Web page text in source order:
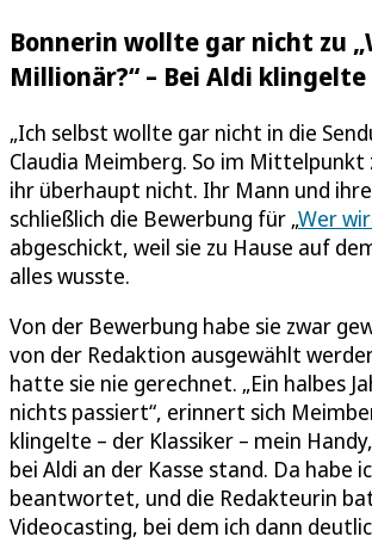
Bonnerin wollte gar nicht zu
Millionär?“ – Bei Aldi
„Ich selbst wollte gar nicht in die
Claudia Meimberg. So im Mittelpunkt
ihr überhaupt nicht. Ihr Mann und
schließlich die Bewerbung für „Wer
abgeschickt, weil sie zu Hause auf
alles wusste.
Von der Bewerbung habe sie zwar
von der Redaktion ausgewählt
hatte sie nie gerechnet. „Ein halbes
nichts passiert“, erinnert sich
klingelte – der Klassiker – mein
bei Aldi an der Kasse stand. Da habe
beantwortet, und die Redakteurin
Videocasting, bei dem ich dann